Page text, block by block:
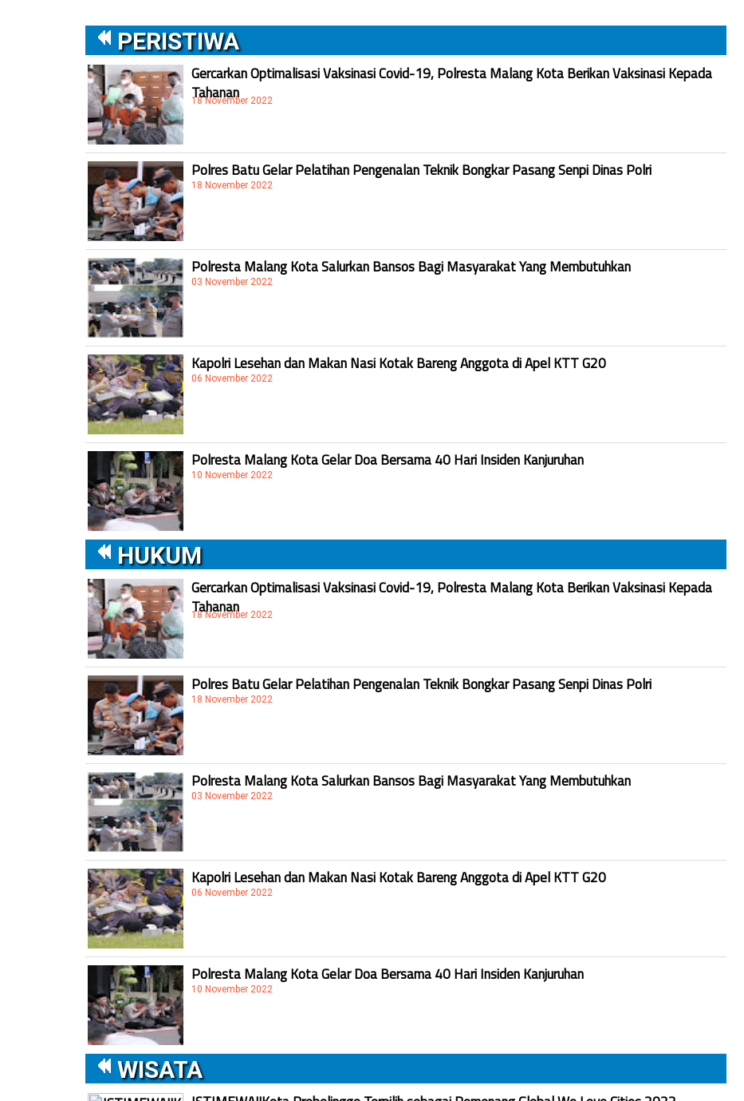
PERISTIWA
Gercarkan Optimalisasi Vaksinasi Covid-19, Polresta Malang Kota Berikan Vaksinasi Kepada
Tahanan
18 November 2022
Polres Batu Gelar Pelatihan Pengenalan Teknik Bongkar Pasang Senpi Dinas Polri
18 November 2022
Polresta Malang Kota Salurkan Bansos Bagi Masyarakat Yang Membutuhkan
03 November 2022
Kapolri Lesehan dan Makan Nasi Kotak Bareng Anggota di Apel KTT G20
06 November 2022
Polresta Malang Kota Gelar Doa Bersama 40 Hari Insiden Kanjuruhan
10 November 2022
HUKUM
Gercarkan Optimalisasi Vaksinasi Covid-19, Polresta Malang Kota Berikan Vaksinasi Kepada
Tahanan
18 November 2022
Polres Batu Gelar Pelatihan Pengenalan Teknik Bongkar Pasang Senpi Dinas Polri
18 November 2022
Polresta Malang Kota Salurkan Bansos Bagi Masyarakat Yang Membutuhkan
03 November 2022
Kapolri Lesehan dan Makan Nasi Kotak Bareng Anggota di Apel KTT G20
06 November 2022
Polresta Malang Kota Gelar Doa Bersama 40 Hari Insiden Kanjuruhan
10 November 2022
WISATA